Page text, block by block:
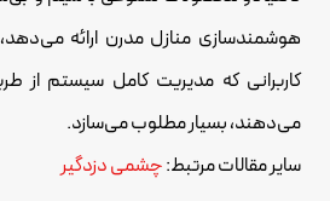
هوشمندسازی منازل مدرن ارائه
کاربرانی که مدیریت کامل سیستم از
می‌دهند، بسیار مطلوب می‌سازد.
سایر مقالات مرتبط:چشمی دزدگیر